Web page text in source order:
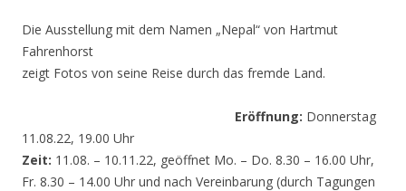
Die Ausstellung mit dem Namen „Nepal“ von Hartmut
Fahrenhorst
zeigt Fotos von seine Reise durch das fremde Land.
Eröffnung: Donnerstag
11.08.22, 19.00 Uhr
Zeit: 11.08. – 10.11.22, geöffnet Mo. – Do. 8.30 – 16.00 Uhr,
Fr. 8.30 – 14.00 Uhr und nach Vereinbarung (durch Tagungen